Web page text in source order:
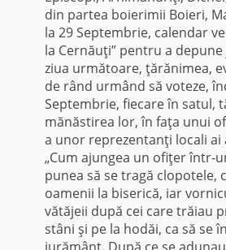
din partea boierimii Boieri,
la 29 Septembrie, calendar
la Cernăuţi” pentru a
ziua următoare, ţărănimea,
de rând urmând să voteze,
Septembrie, fiecare în satul,
mănăstirea lor, în faţa unui
a unor reprezentanţi locali
„Cum ajungea un ofiţer într-
punea să se tragă clopotele,
oamenii la biserică, iar
vătăjeii după cei care trăiau
stâni şi pe la hodăi, ca să se